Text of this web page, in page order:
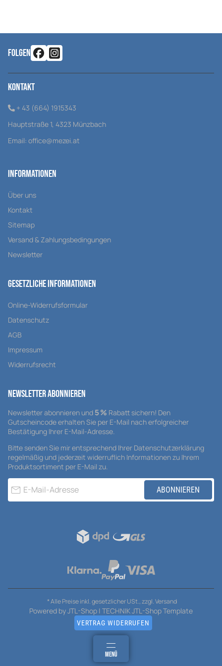
besteht aus einer Mischung aus
FOLGEN
Kontakt
+ 43 (664) 1915343
Hauptstraße 1, 4323 Münzbach
Email: office@mezei.at
Informationen
Über uns
Kontakt
Sitemap
Versand & Zahlungsbedingungen
Newsletter
Gesetzliche Informationen
Online-Widerrufsformular
Datenschutz
AGB
Impressum
Widerrufsrecht
Newsletter Abonnieren
Newsletter abonnieren und 5 % Rabatt sichern! Den
Gutscheincode erhalten Sie per E-Mail nach erfolgreicher
Bestätigung Ihrer E-Mail-Adresse.
Bitte senden Sie mir entsprechend Ihrer Datenschutzerklärung
regelmäßig und jederzeit widerruflich Informationen zu Ihrem
Produktsortiment per E-Mail zu.
E-Mail-Adresse
ABONNIEREN
* Alle Preise inkl. gesetzlicher USt., zzgl.Versand
Powered byJTL-Shop | TECHNIK JTL-Shop Template
VERTRAG WIDERRUFEN
MENÜ